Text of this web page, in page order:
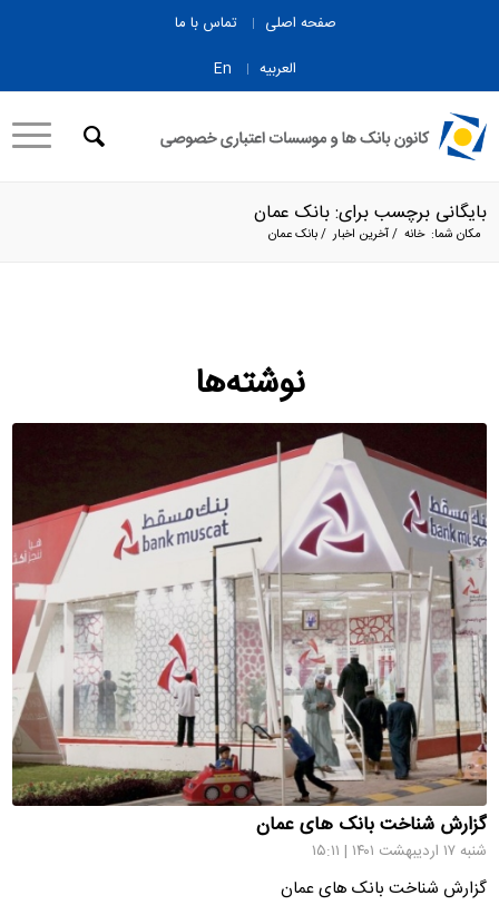
صفحه اصلی
تماس با ما
العربیه
En
بایگانی برچسب برای: بانک عمان
مکان شما: خانه /آخرین اخبار /بانک عمان
نوشته‌ها
گزارش شناخت بانک های عمان
شنبه ۱۷ اردیبهشت ۱۴۰۱ | ۱۵:۱۱
گزارش شناخت بانک های عمان